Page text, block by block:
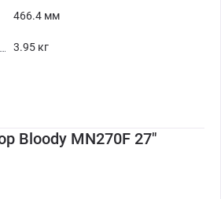
466.4 мм
3.95 кг
Bloody MN270F 27"